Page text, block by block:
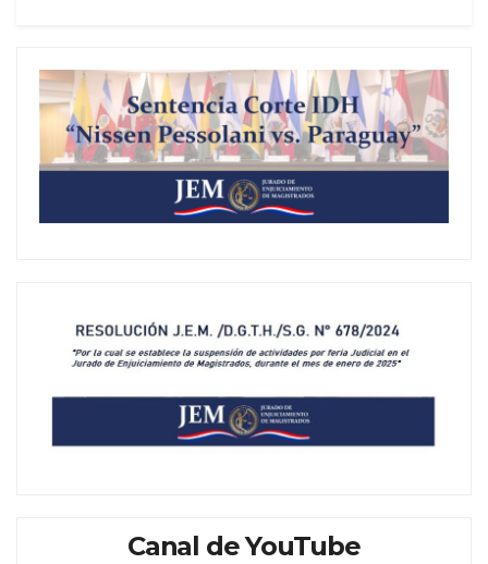
Canal de YouTube